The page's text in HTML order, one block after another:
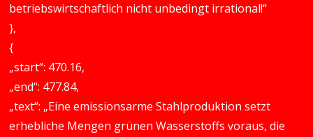
betriebswirtschaftlich nicht unbedingt irrational!“
},
{
„start“: 470.16,
„end“: 477.84,
„text“: „Eine emissionsarme Stahlproduktion setzt
erhebliche Mengen grünen Wasserstoffs voraus, die